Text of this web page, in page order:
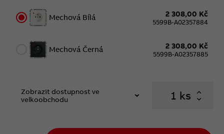
Mechová Bílá 2 308,00 Kč
5599B-A02357884
Mechová Černá 2 308,00 Kč
5599B-A02357885
Zobrazit dostupnost ve
velkoobchodu
ks